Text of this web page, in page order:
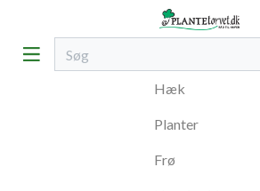
Hæk
Planter
Frø